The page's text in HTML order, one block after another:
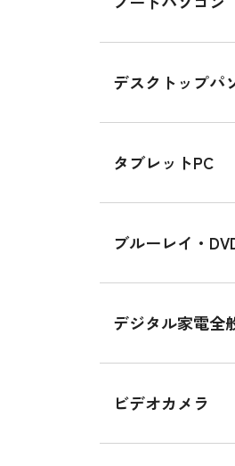
デスクトップパ
タブレットPC
ブルーレイ・
デジタル家電全
ビデオカメラ